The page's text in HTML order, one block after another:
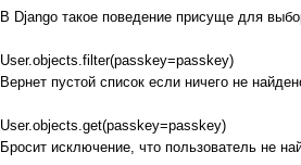
В Django такое поведение присуще для
User.objeсts.filter(passkey=passkey)
Вернет пустой список если ничего не
User.objects.get(passkey=passkey)
Бросит исключение, что пользователь не